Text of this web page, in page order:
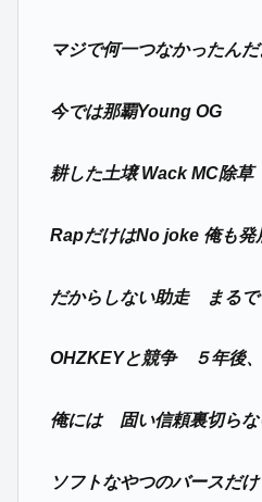
マジで何一つなかったん
今では那覇Young OG
耕した土壌 Wack MC除草
RapだけはNo joke 俺も発
だからしない助走 まるで
OHZKEYと競争 ５年後
俺には 固い信頼裏切らな
ソフトなやつのバースだ